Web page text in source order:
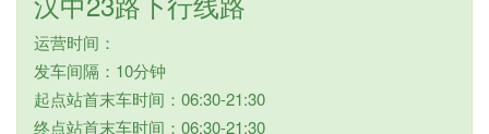
运营时间：
发车间隔：10分钟
起点站首末车时间：06:30-21:30
终点站首末车时间：06:30-21:30